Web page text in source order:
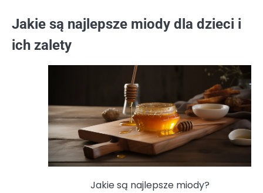
Jakie są najlepsze miody dla dzieci i
ich zalety
Jakie są najlepsze miody?